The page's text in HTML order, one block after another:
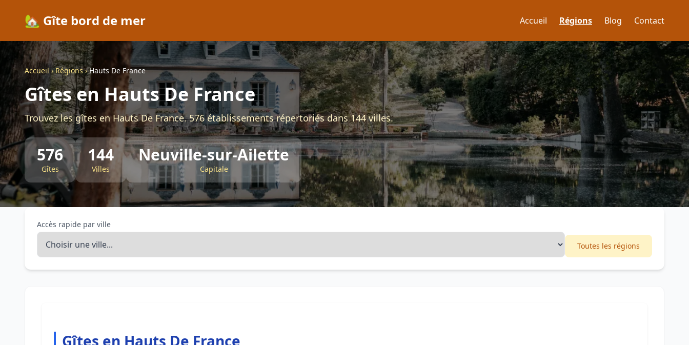
🏡 Gîte bord de mer Accueil Régions Blog Contact
Accueil ›Régions›Hauts De France
Gîtes en Hauts De France
Trouvez les gîtes en Hauts De France. 576 établissements répertoriés dans 144 villes.
576
Gîtes
144
Villes
Neuville-sur-Ailette
Capitale
Accès rapide par ville
Toutes les régions
Gîtes en Hauts De France